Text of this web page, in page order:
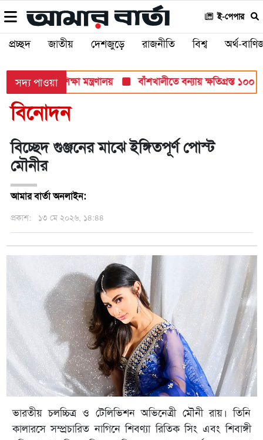
ই-পেপার
প্রচ্ছদ জাতীয় দেশজুড়ে রাজনীতি বিশ্ব অর্থ-
সদ্য পাওয়া
পরীক্ষায়: শিক্ষা মন্ত্রণালয় বাঁশখালীতে বন্যায় ক্ষতিগ্রস্ত ১০০
বিনোদন
বিচ্ছেদ গুঞ্জনের মাঝে ইঙ্গিতপূর্ণ পোস্ট
মৌনীর
আমার বার্তা অনলাইন:
প্রকাশ: ১৩ মে ২০২৬, ১৪:৪৪
ভারতীয় চলচ্চিত্র ও টেলিভিশন অভিনেত্রী মৌনী রায়। তিনি
কালারসে সম্প্রচারিত নাগিনে শিবণ্যা রিতিক সিং এবং শিবাঙ্গী